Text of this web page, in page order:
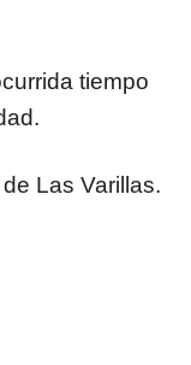
tiempo
Las Varillas.